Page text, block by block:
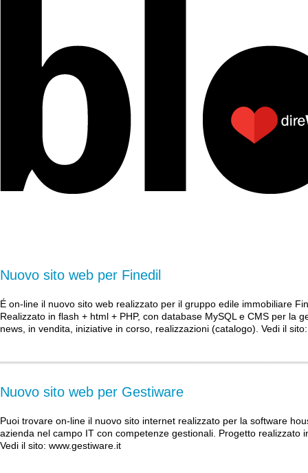
Nuovo sito web per Finedil
É on-line il nuovo sito web realizzato per il gruppo edile immobiliare
Realizzato in flash + html + PHP, con database MySQL e CMS per la
news, in vendita, iniziative in corso, realizzazioni (catalogo). Vedi il
Nuovo sito web per Gestiware
Puoi trovare on-line il nuovo sito internet realizzato per la software
azienda nel campo IT con competenze gestionali. Progetto realizzato
Vedi il sito: www.gestiware.it